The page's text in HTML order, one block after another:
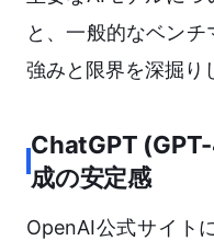
と、一般的なベン
強みと限界を深掘り
ChatGPT
成の安定感
OpenAI公式サイト